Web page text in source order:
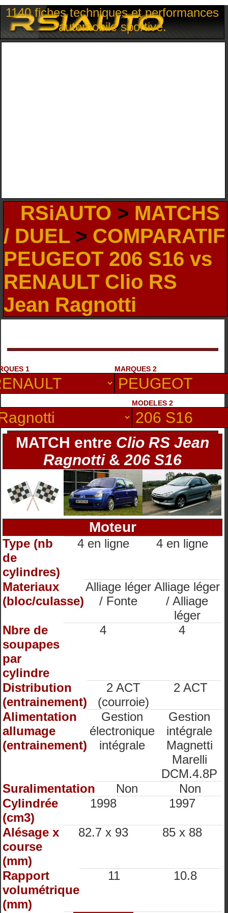
1140 fiches techniques et performances
automobile sportive.
RSiAUTO > MATCHS
/ DUEL> COMPARATIF
PEUGEOT 206 S16 vs
RENAULT Clio RS
Jean Ragnotti
1 MARQUES 2
MODELES 2
MATCH entre Clio RS Jean
Ragnotti&206 S16
Moteur
Type (nb
de
cylindres)
4 en ligne 4 en ligne
Materiaux
(bloc/culasse)
Alliage léger
/ Fonte
Alliage léger
/ Alliage
léger
Nbre de
soupapes
par
cylindre
4 4
Distribution
(entrainement)
2 ACT
(courroie)
2 ACT
Alimentation
allumage
(entrainement)
Gestion
électronique
intégrale
Gestion
intégrale
Magnetti
Marelli
DCM.4.8P
Suralimentation
Non
Non
Cylindrée
(cm3)
1998 1997
Alésage x
course
(mm)
82.7 x 93 85 x 88
Rapport
volumétrique
(mm)
11 10.8